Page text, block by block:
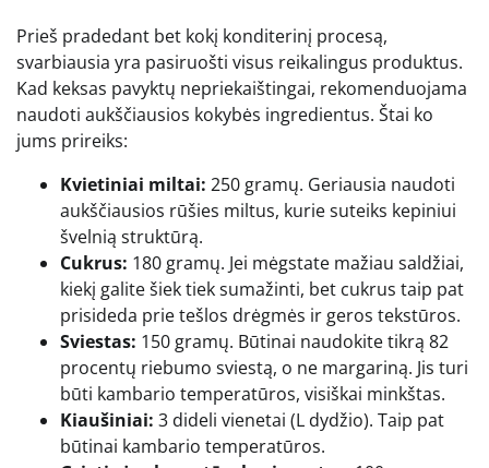
Prieš pradedant bet kokį konditerinį procesą,
svarbiausia yra pasiruošti visus reikalingus produktus.
Kad keksas pavyktų nepriekaištingai, rekomenduojama
naudoti aukščiausios kokybės ingredientus. Štai ko
jums prireiks:
Kvietiniai miltai: 250 gramų. Geriausia naudoti
aukščiausios rūšies miltus, kurie suteiks kepiniui
švelnią struktūrą.
Cukrus: 180 gramų. Jei mėgstate mažiau saldžiai,
kiekį galite šiek tiek sumažinti, bet cukrus taip pat
prisideda prie tešlos drėgmės ir geros tekstūros.
Sviestas: 150 gramų. Būtinai naudokite tikrą 82
procentų riebumo sviestą, o ne margariną. Jis turi
būti kambario temperatūros, visiškai minkštas.
Kiaušiniai: 3 dideli vienetai (L dydžio). Taip pat
būtinai kambario temperatūros.